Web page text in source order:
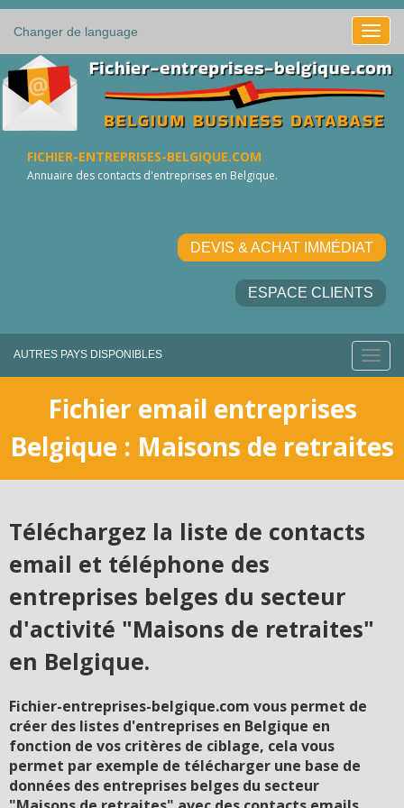
Changer de language
FICHIER-ENTREPRISES-BELGIQUE.COM
Annuaire des contacts d'entreprises en Belgique.
DEVIS & ACHAT IMMÉDIAT
ESPACE CLIENTS
AUTRES PAYS DISPONIBLES
Fichier email entreprises
Belgique : Maisons de retraites
Téléchargez la liste de contacts
email et téléphone des
entreprises belges du secteur
d'activité "Maisons de retraites"
en Belgique.
Fichier-entreprises-belgique.com vous permet de
créer des listes d'entreprises en Belgique en
fonction de vos critères de ciblage, cela vous
permet par exemple de télécharger une base de
données des entreprises belges du secteur